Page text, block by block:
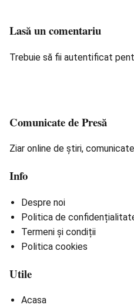
Lasă un comentariu
Trebuie să fii autentificat
Comunicate de Presă
Ziar online de știri,
Info
Despre noi
Politica de
Termeni și condiții
Politica cookies
Utile
Acasa